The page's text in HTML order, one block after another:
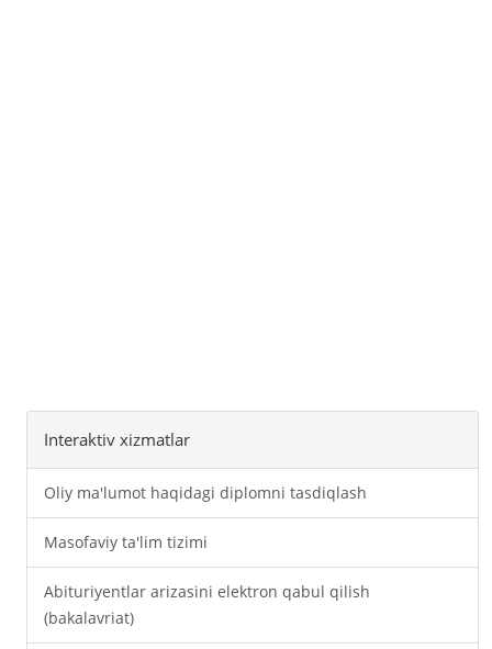
Interaktiv xizmatlar
Oliy ma'lumot haqidagi diplomni tasdiqlash
Masofaviy ta'lim tizimi
Abituriyentlar arizasini elektron qabul qilish
(bakalavriat)